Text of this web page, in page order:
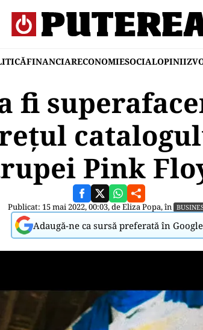
FINANCIARECONOMIESOCIALOPINII
fi
Pink
Publicat: 15 mai 2022, 00:03, deEliza Popa, în
Adaugă-ne ca sursă preferată în Google